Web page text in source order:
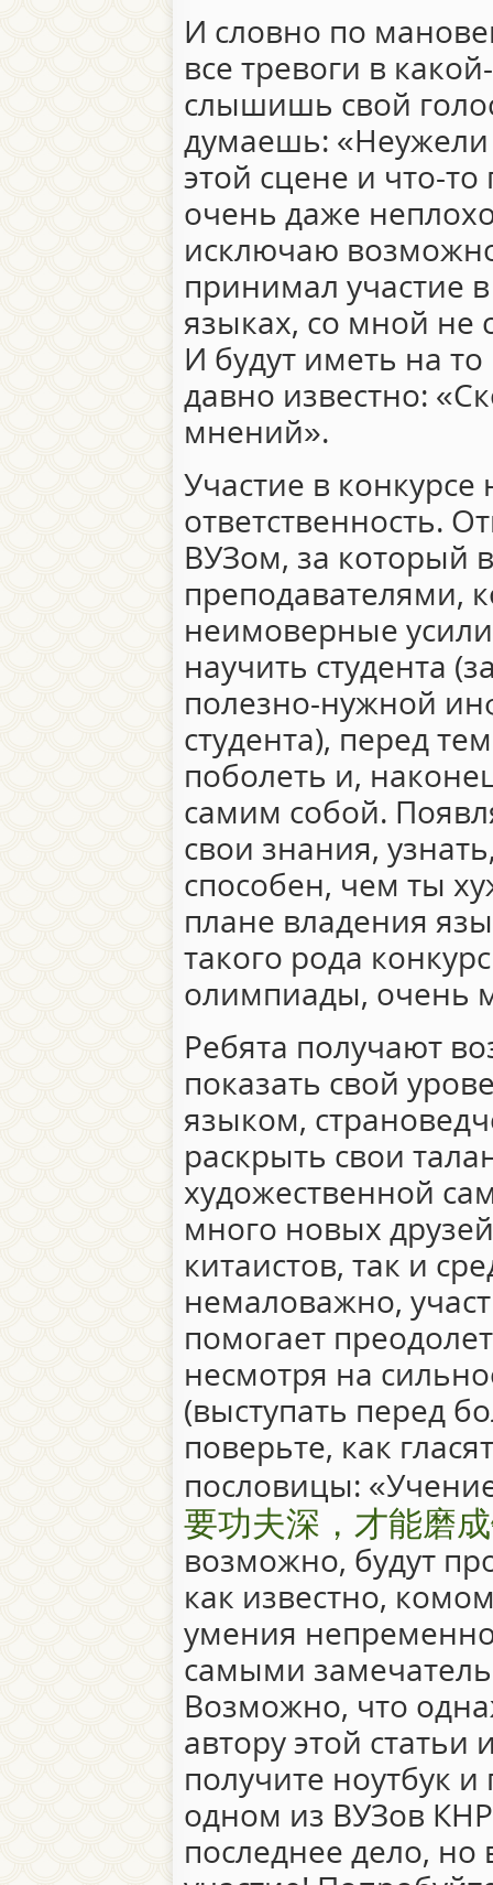
И словно по
все тревоги в
слышишь свой
думаешь: «Неужели
этой сцене и что-
очень даже
исключаю
принимал участие
языках, со мной не
И будут иметь на
давно известно:
мнений».
Участие в
ответственность.
ВУЗом, за который
преподавателями,
неимоверные
научить студента
полезно-нужной
студента), перед
поболеть и,
самим собой.
свои знания,
способен, чем ты
плане владения
такого рода
олимпиады, очень
Ребята получают
показать свой
языком,
раскрыть свои
художественной
много новых
китаистов, так и
немаловажно,
помогает
несмотря на
(выступать перед
поверьте, как
пословицы:
要功夫深，才能磨
возможно, будут
как известно,
умения
самыми
Возможно, что
автору этой статьи
получите ноутбук
одном из ВУЗов
последнее дело, но